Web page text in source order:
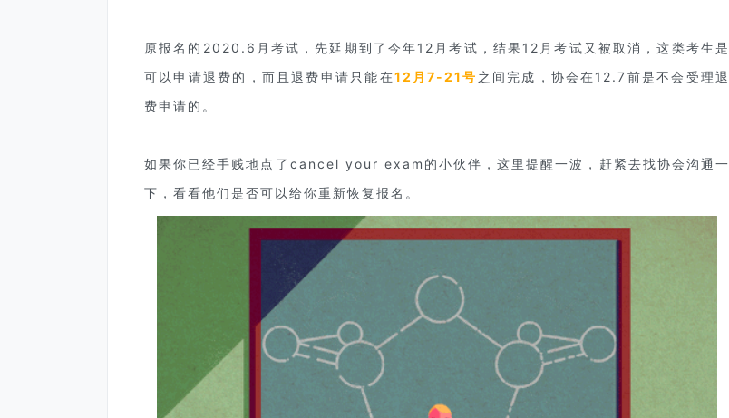
原报名的2020.6月考试，先延期到了今年12月考试，结果12月考试又被取消，这类考生是
可以申请退费的，而且退费申请只能在12月7-21号 之间完成，协会在12.7前是不会受理退
费申请的。
如果你已经手贱地点了cancel your exam的小伙伴，这里提醒一波，赶紧去找协会沟通一
下，看看他们是否可以给你重新恢复报名。